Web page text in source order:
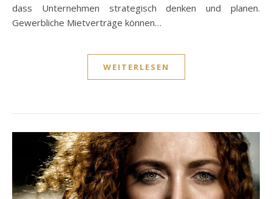
dass Unternehmen strategisch denken und planen.
Gewerbliche Mietverträge können…
WEITERLESEN